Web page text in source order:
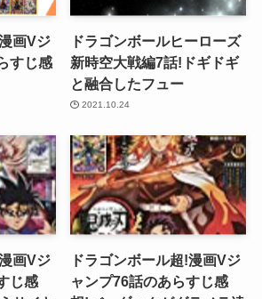
画Vジ
すじ感
ドラゴンボールヒーローズ
新時空大戦編7話!ドギドギ
と融合したフュー
2021.10.24
画Vジ
じ感
ドラゴンボール超!漫画Vジ
ャンプ76話のあらすじ感